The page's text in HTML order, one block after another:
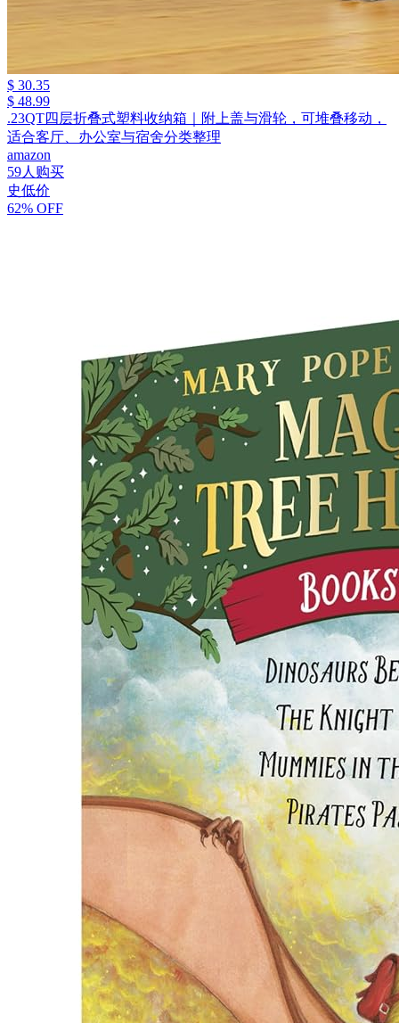
$ 30.35
$ 48.99
.23QT四层折叠式塑料收纳箱｜附上盖与滑轮，可堆叠移动，
适合客厅、办公室与宿舍分类整理
amazon
59人购买
史低价
62% OFF